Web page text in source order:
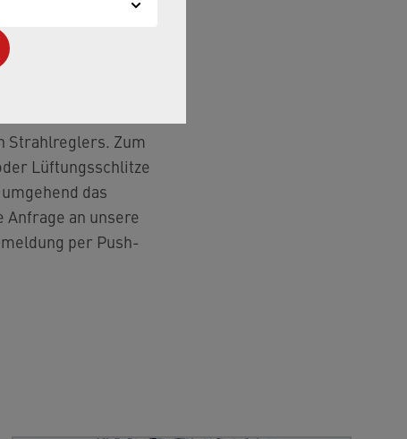
Strahlreglers. Zum
Lüftungsschlitze
das
an unsere
per Push-